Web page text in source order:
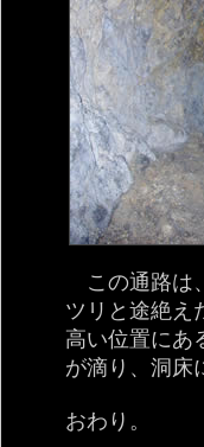
この通路は
ツリと途絶え
高い位置にあ
が滴り、洞床
おわり。